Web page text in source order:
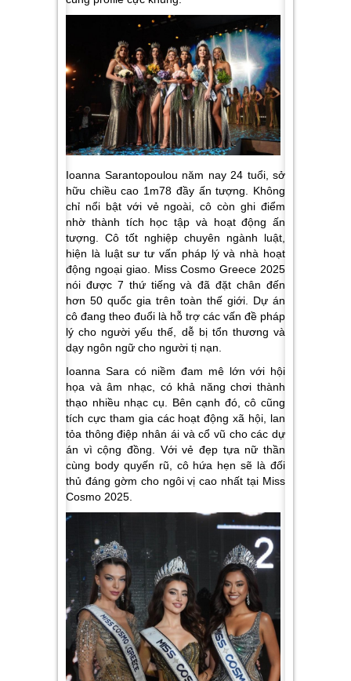
Ioanna Sarantopoulou năm nay 24 tuổi, sở
hữu chiều cao 1m78 đầy ấn tượng. Không
chỉ nổi bật với vẻ ngoài, cô còn ghi điểm
nhờ thành tích học tập và hoạt động ấn
tượng. Cô tốt nghiệp chuyên ngành luật,
hiện là luật sư tư vấn pháp lý và nhà hoạt
động ngoại giao. Miss Cosmo Greece 2025
nói được 7 thứ tiếng và đã đặt chân đến
hơn 50 quốc gia trên toàn thế giới. Dự án
cô đang theo đuổi là hỗ trợ các vấn đề pháp
lý cho người yếu thế, dễ bị tổn thương và
dạy ngôn ngữ cho người tị nạn.
Ioanna Sara có niềm đam mê lớn với hội
họa và âm nhạc, có khả năng chơi thành
thạo nhiều nhạc cụ. Bên cạnh đó, cô cũng
tích cực tham gia các hoạt động xã hội, lan
tỏa thông điệp nhân ái và cổ vũ cho các dự
án vì cộng đồng. Với vẻ đẹp tựa nữ thần
cùng body quyến rũ, cô hứa hẹn sẽ là đối
thủ đáng gờm cho ngôi vị cao nhất tại Miss
Cosmo 2025.